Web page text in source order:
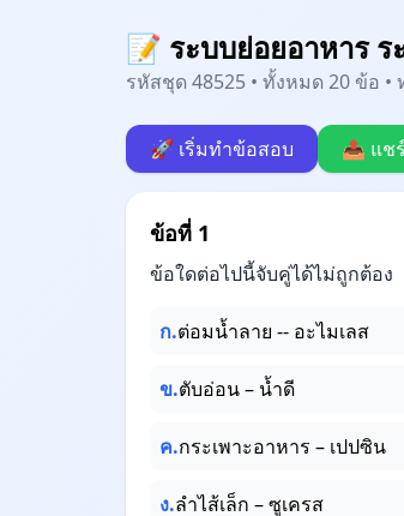
📝 ระบบย่อยอาหาร
รหัสชุด 48525 • ทั้งหมด 20 ข้อ
🚀 เริ่มทำข้อสอบ 📤 แช
ข้อที่ 1
ข้อใดต่อไปนี้จับคู่ได้ไม่ถูกต้อง
ก.ต่อมน้ำลาย -- อะไมเลส
ข.ตับอ่อน – น้ำดี
ค.กระเพาะอาหาร – เปปซิน
ง.ลำไส้เล็ก – ซูเครส